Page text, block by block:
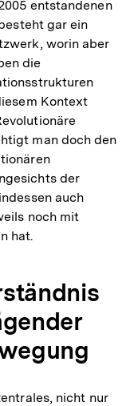
entstandenen
gar ein
worin aber
die
Kontext
man doch den
der
auch
noch mit
hat.
nicht nur